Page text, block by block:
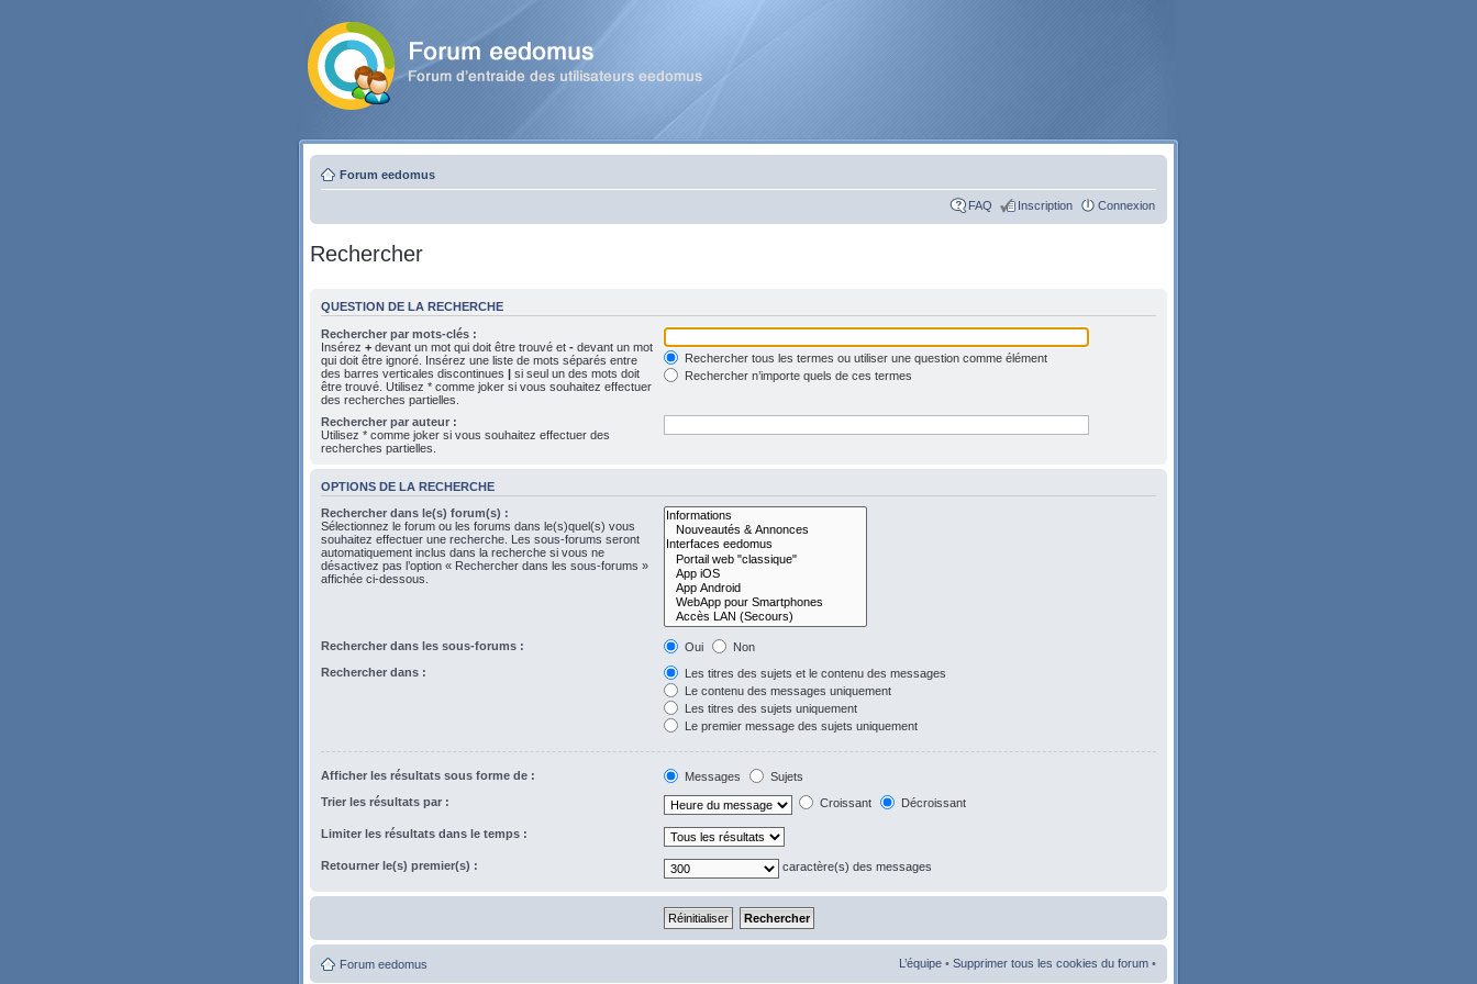
Forum eedomus
FAQ Inscription Connexion
Rechercher
QUESTION DE LA RECHERCHE
Rechercher par mots-clés :
Insérez + devant un mot qui doit être trouvé et - devant un mot
qui doit être ignoré. Insérez une liste de mots séparés entre
des barres verticales discontinues | si seul un des mots doit
être trouvé. Utilisez * comme joker si vous souhaitez effectuer
des recherches partielles.
Rechercher tous les termes ou utiliser une question comme élément
Rechercher n’importe quels de ces termes
Rechercher par auteur :
Utilisez * comme joker si vous souhaitez effectuer des
recherches partielles.
OPTIONS DE LA RECHERCHE
Rechercher dans le(s) forum(s) :
Sélectionnez le forum ou les forums dans le(s)quel(s) vous
souhaitez effectuer une recherche. Les sous-forums seront
automatiquement inclus dans la recherche si vous ne
désactivez pas l’option « Rechercher dans les sous-forums »
affichée ci-dessous.
Rechercher dans les sous-forums : Oui
Non
Rechercher dans :
Les titres des sujets et le contenu des messages
Le contenu des messages uniquement
Les titres des sujets uniquement
Le premier message des sujets uniquement
Afficher les résultats sous forme de : Messages
Sujets
Trier les résultats par :
Croissant Décroissant
Limiter les résultats dans le temps :
Retourner le(s) premier(s) : caractère(s) des messages
Forum eedomus L’équipe • Supprimer tous les cookies du forum •